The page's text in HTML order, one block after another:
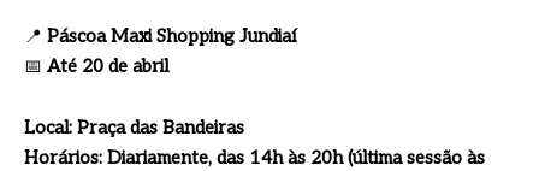
📍 Páscoa Maxi Shopping Jundiaí
📅 Até 20 de abril
Local: Praça das Bandeiras
Horários: Diariamente, das 14h às 20h (última sessão às